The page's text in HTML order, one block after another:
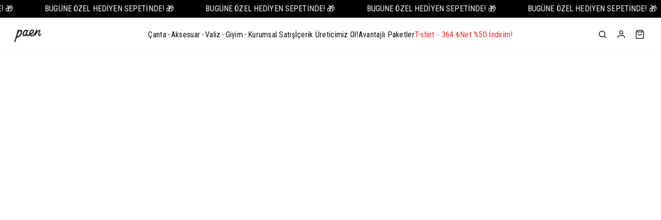
BUGÜNE ÖZEL HEDİYEN SEPETİNDE! 🎁 BUGÜNE ÖZEL HEDİYEN SEPETİNDE! 🎁 BUGÜNE ÖZEL HEDİYEN SEPETİNDE! 🎁
BUGÜNE ÖZEL HEDİYEN SEPETİNDE! 🎁
Çanta Aksesuar Valiz Giyim Kurumsal Satışİçerik Üreticimiz Ol!Avantajlı PaketlerT-shirt - 364 ₺Net %50 İndirim!